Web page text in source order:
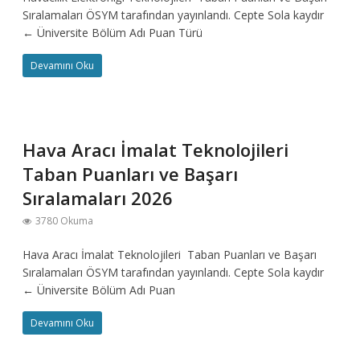
Sıralamaları ÖSYM tarafından yayınlandı. Cepte Sola kaydır
← Üniversite Bölüm Adı Puan Türü
Devamını Oku
Hava Aracı İmalat Teknolojileri
Taban Puanları ve Başarı
Sıralamaları 2026
3780 Okuma
Hava Aracı İmalat Teknolojileri Taban Puanları ve Başarı
Sıralamaları ÖSYM tarafından yayınlandı. Cepte Sola kaydır
← Üniversite Bölüm Adı Puan
Devamını Oku